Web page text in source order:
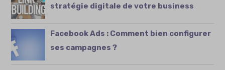
stratégie digitale de votre business
Facebook Ads : Comment bien configurer
ses campagnes ?